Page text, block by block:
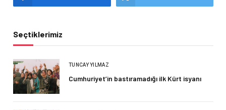
Seçtiklerimiz
TUNCAY YILMAZ
Cumhuriyet’in bastıramadığı ilk Kürt isyanı